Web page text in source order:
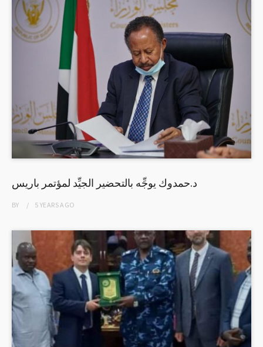
د.حمدوك يوجِّه بالتحضير الجيِّد لمؤتمر باريس
BY 5 YEARSAGO